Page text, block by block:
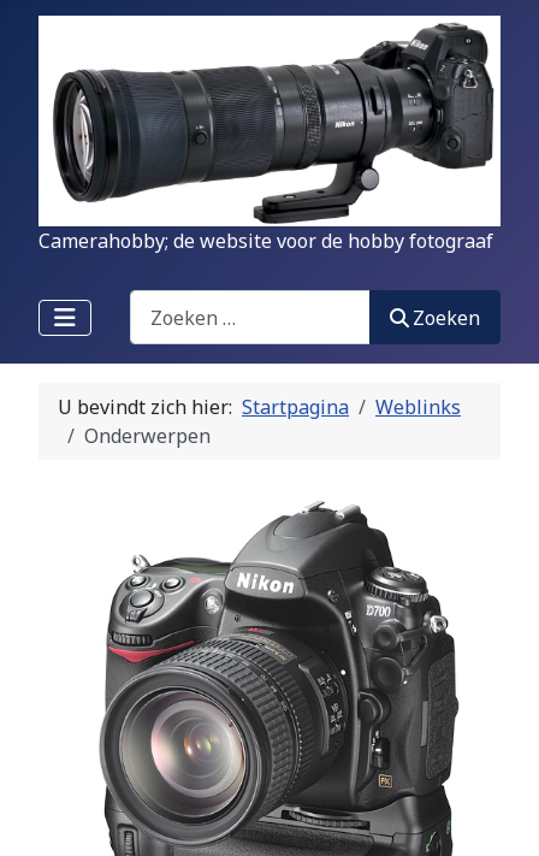
Camerahobby; de website voor de hobby fotograaf
Zoeken
Zoeken
U bevindt zich hier: Startpagina
Weblinks
Onderwerpen